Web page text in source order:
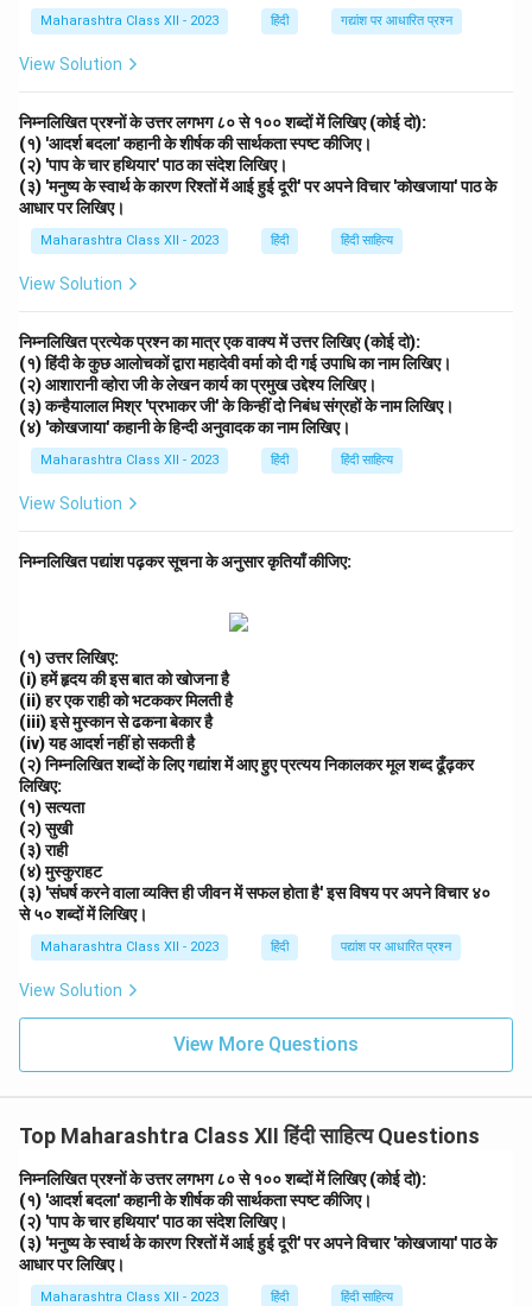
Maharashtra Class XII - 2023 हिंदी गद्यांश पर आधारित प्रश्न
View Solution
निम्नलिखित प्रश्नों के उत्तर लगभग ८० से १०० शब्दों में लिखिए (कोई दो):
(१) 'आदर्श बदला' कहानी के शीर्षक की सार्थकता स्पष्ट कीजिए।
(२) 'पाप के चार हथियार' पाठ का संदेश लिखिए।
(३) 'मनुष्य के स्वार्थ के कारण रिश्तों में आई हुई दूरी' पर अपने विचार 'कोखजाया' पाठ के
आधार पर लिखिए।
Maharashtra Class XII - 2023 हिंदी हिंदी साहित्य
View Solution
निम्नलिखित प्रत्येक प्रश्न का मात्र एक वाक्य में उत्तर लिखिए (कोई दो):
(१) हिंदी के कुछ आलोचकों द्वारा महादेवी वर्मा को दी गई उपाधि का नाम लिखिए।
(२) आशारानी व्होरा जी के लेखन कार्य का प्रमुख उद्देश्य लिखिए।
(३) कन्हैयालाल मिश्र 'प्रभाकर जी' के किन्हीं दो निबंध संग्रहों के नाम लिखिए।
(४) 'कोखजाया' कहानी के हिन्दी अनुवादक का नाम लिखिए।
Maharashtra Class XII - 2023 हिंदी हिंदी साहित्य
View Solution
निम्नलिखित पद्यांश पढ़कर सूचना के अनुसार कृतियाँ कीजिए:
(१) उत्तर लिखिए:
(i) हमें हृदय की इस बात को खोजना है
(ii) हर एक राही को भटककर मिलती है
(iii) इसे मुस्कान से ढकना बेकार है
(iv) यह आदर्श नहीं हो सकती है
(२) निम्नलिखित शब्दों के लिए गद्यांश में आए हुए प्रत्यय निकालकर मूल शब्द ढूँढ़कर
लिखिए:
(१) सत्यता
(२) सुखी
(३) राही
(४) मुस्कुराहट
(३) 'संघर्ष करने वाला व्यक्ति ही जीवन में सफल होता है' इस विषय पर अपने विचार ४०
से ५० शब्दों में लिखिए।
Maharashtra Class XII - 2023 हिंदी पद्यांश पर आधारित प्रश्न
View Solution
View More Questions
Top Maharashtra Class XII हिंदी साहित्य Questions
निम्नलिखित प्रश्नों के उत्तर लगभग ८० से १०० शब्दों में लिखिए (कोई दो):
(१) 'आदर्श बदला' कहानी के शीर्षक की सार्थकता स्पष्ट कीजिए।
(२) 'पाप के चार हथियार' पाठ का संदेश लिखिए।
(३) 'मनुष्य के स्वार्थ के कारण रिश्तों में आई हुई दूरी' पर अपने विचार 'कोखजाया' पाठ के
आधार पर लिखिए।
Maharashtra Class XII - 2023 हिंदी हिंदी साहित्य